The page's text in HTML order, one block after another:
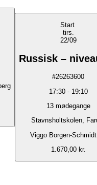
Start
tirs.
22/09
Russisk –
#26263600
17:30- 19:10
13 mødegange
Stavnsholtskolen,
Viggo Borgen-
1.670,00 kr.